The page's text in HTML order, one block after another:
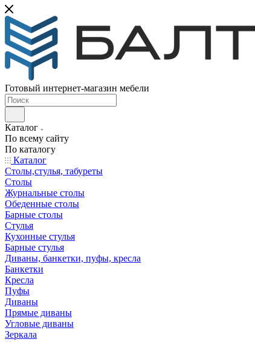
Готовый интернет-магазин мебели
Каталог
По всему сайту
По каталогу
Каталог
Столы,стулья, табуреты
Столы
Журнальные столы
Обеденные столы
Барные столы
Стулья
Кухонные стулья
Барные стулья
Диваны, банкетки, пуфы, кресла
Банкетки
Кресла
Пуфы
Диваны
Прямые диваны
Угловые диваны
Зеркала